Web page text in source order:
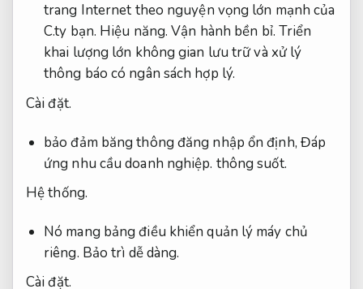
trang Internet theo nguyện vọng lớn mạnh của
C.ty bạn. Hiệu năng. Vận hành bền bỉ. Triển
khai lượng lớn không gian lưu trữ và xử lý
thông báo có ngân sách hợp lý.
Cài đặt.
bảo đảm băng thông đăng nhập ổn định, Đáp
ứng nhu cầu doanh nghiệp. thông suốt.
Hệ thống.
Nó mang bảng điều khiển quản lý máy chủ
riêng. Bảo trì dễ dàng.
Cài đặt.